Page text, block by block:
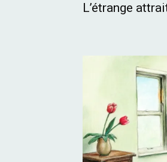
L’étrange